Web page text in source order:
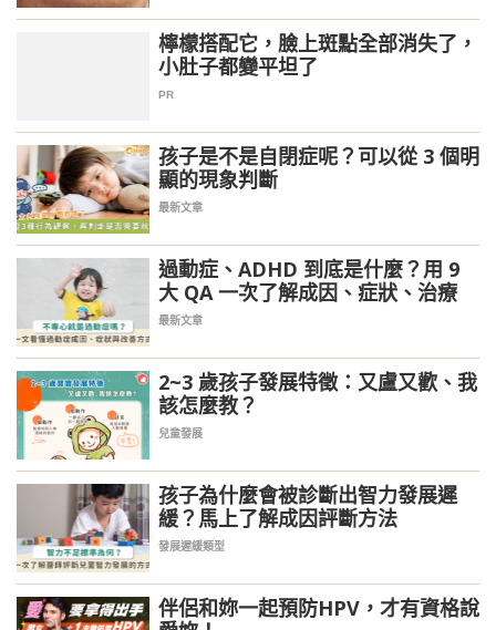
檸檬搭配它，臉上斑點全部消失了，
小肚子都變平坦了
PR
孩子是不是自閉症呢？可以從 3 個明
顯的現象判斷
最新文章
過動症、ADHD 到底是什麼？用 9
大 QA 一次了解成因、症狀、治療
最新文章
2~3 歲孩子發展特徵：又盧又歡、我
該怎麼教？
兒童發展
孩子為什麼會被診斷出智力發展遲
緩？馬上了解成因評斷方法
發展遲緩類型
伴侶和妳一起預防HPV，才有資格說